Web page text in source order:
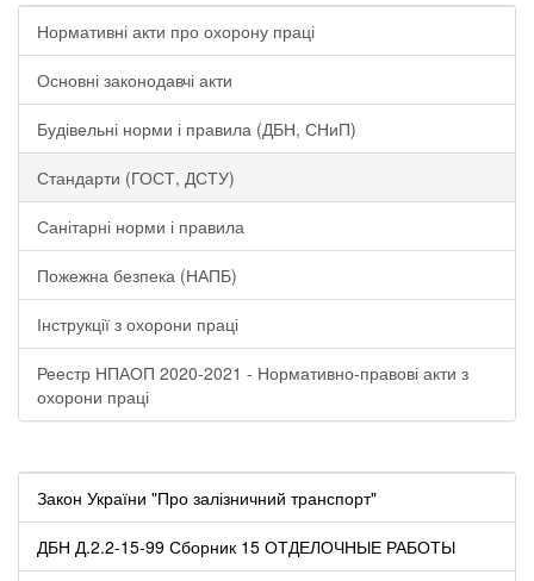
Нормативні акти про охорону праці
Основні законодавчі акти
Будівельні норми і правила (ДБН, СНиП)
Стандарти (ГОСТ, ДСТУ)
Санітарні норми і правила
Пожежна безпека (НАПБ)
Інструкції з охорони праці
Реестр НПАОП 2020-2021 - Нормативно-правові акти з
охорони праці
Закон України "Про залізничний транспорт"
ДБН Д.2.2-15-99 Сборник 15 ОТДЕЛОЧНЫЕ РАБОТЫ